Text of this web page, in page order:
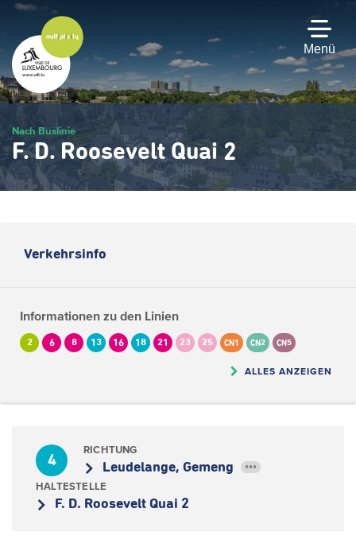
Zum
Hauptinhalt
gehen
Menü
Nach Buslinie
F. D. Roosevelt Quai 2
Verkehrsinfo
Informationen zu den Linien
2 6 8 13 16 18 21 23 25 CN1 CN2 CN5
ALLES ANZEIGEN
4
RICHTUNG
Leudelange, Gemeng •••
HALTESTELLE
F. D. Roosevelt Quai 2